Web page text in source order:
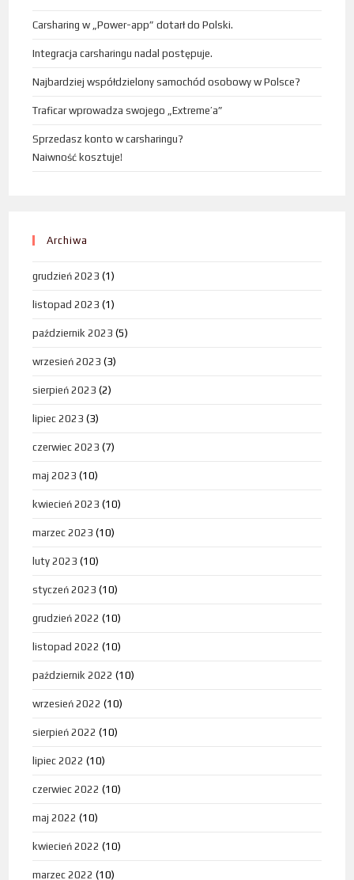
Carsharing w „Power-app” dotarł do Polski.
Integracja carsharingu nadal postępuje.
Najbardziej współdzielony samochód osobowy w Polsce?
Traficar wprowadza swojego „Extreme’a”
Sprzedasz konto w carsharingu?
Naiwność kosztuje!
Archiwa
grudzień 2023 (1)
listopad 2023 (1)
październik 2023 (5)
wrzesień 2023 (3)
sierpień 2023 (2)
lipiec 2023 (3)
czerwiec 2023 (7)
maj 2023 (10)
kwiecień 2023 (10)
marzec 2023 (10)
luty 2023 (10)
styczeń 2023 (10)
grudzień 2022 (10)
listopad 2022 (10)
październik 2022 (10)
wrzesień 2022 (10)
sierpień 2022 (10)
lipiec 2022 (10)
czerwiec 2022 (10)
maj 2022 (10)
kwiecień 2022 (10)
marzec 2022 (10)